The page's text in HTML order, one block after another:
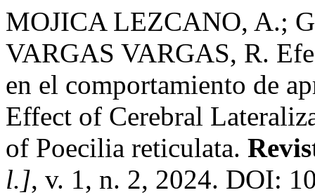
MOJICA LEZCANO, A.;
VARGAS VARGAS, R.
en el comportamiento de
Effect of Cerebral
of Poecilia reticulata.
l.], v. 1, n. 2, 2024. DOI: